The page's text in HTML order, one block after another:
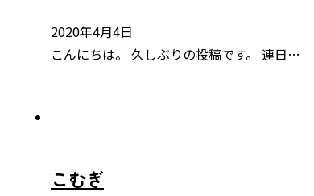
2020年4月4日
こんにちは。 久しぶりの投稿です。 連日…
こむぎ